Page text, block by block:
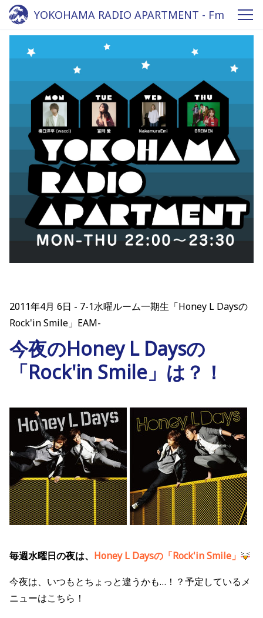
YOKOHAMA RADIO APARTMENT - Fm
yokohama 84.7
2011年4月 6日
7-1水曜ルーム一期生「Honey L Daysの
Rock'in Smile」EAM-
今夜のHoney L Daysの
「Rock'in Smile」は？！
毎週水曜日の夜は、 Honey L Daysの「Rock'in Smile」
今夜は、いつもとちょっと違うかも…！？予定しているメ
ニューはこちら！